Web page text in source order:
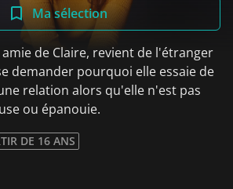
Ma sélection
de Claire, revient de l'étranger
demander pourquoi elle essaie de
relation alors qu'elle n'est pas
ou épanouie.
DE 16 ANS